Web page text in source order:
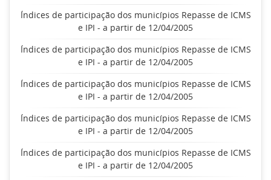
Índices de participação dos municípios Repasse de ICMS
e IPI - a partir de 12/04/2005
Índices de participação dos municípios Repasse de ICMS
e IPI - a partir de 12/04/2005
Índices de participação dos municípios Repasse de ICMS
e IPI - a partir de 12/04/2005
Índices de participação dos municípios Repasse de ICMS
e IPI - a partir de 12/04/2005
Índices de participação dos municípios Repasse de ICMS
e IPI - a partir de 12/04/2005